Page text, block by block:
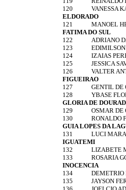
120
VANESSA
ELDORADO
121
MANOEL
FATIMA DO SUL
122
ADRIANO
123
124
IZAIAS
125
JESSICA
126
VALTER
FIGUEIRAO
127
GENTIL DE
128
YBASE
GLORIA DE
129
OSMAR DE
130
RONALDO
GUIA LOPES DA
131
LUCI
IGUATEMI
132
LIZABETE
133
ROSARIA
INOCENCIA
134
DEMETRIO
135
JAYSON